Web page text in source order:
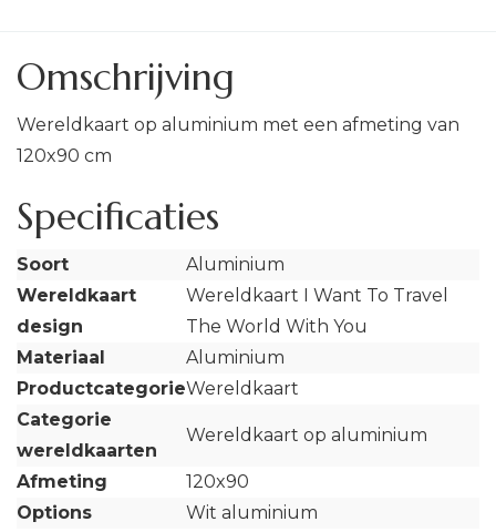
Omschrijving
Wereldkaart op aluminium met een afmeting van
120x90 cm
Specificaties
Soort
Aluminium
Wereldkaart
design
Wereldkaart I Want To Travel
The World With You
Materiaal
Aluminium
ProductcategorieWereldkaart
Categorie
wereldkaarten
Wereldkaart op aluminium
Afmeting
120x90
Options
Wit aluminium